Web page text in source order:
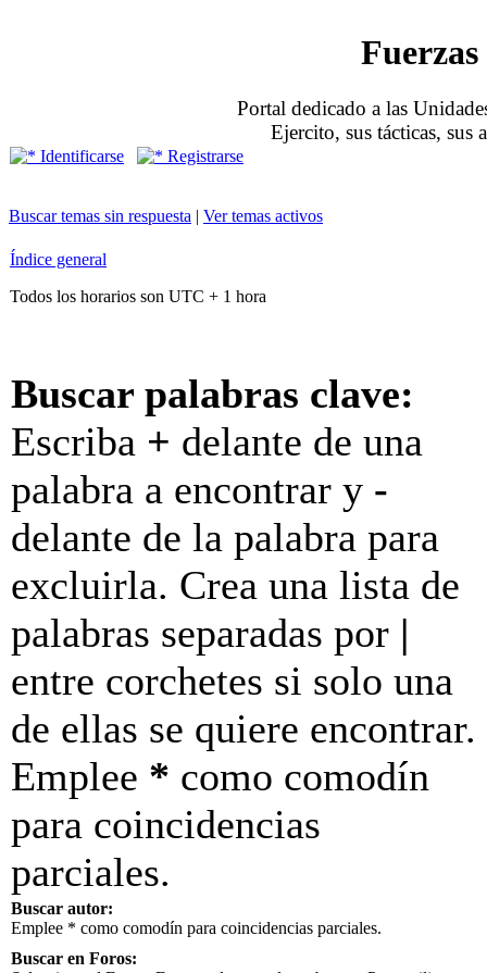
Portal dedicado a las
Ejercito, sus tácticas, sus
Identificarse Registrarse
Buscar temas sin respuesta | Ver temas activos
Índice general
Todos los horarios son UTC + 1 hora
Buscar palabras clave:
Escriba + delante de una
palabra a encontrar y -
delante de la palabra para
excluirla. Crea una lista de
palabras separadas por |
entre corchetes si solo una
de ellas se quiere encontrar.
Emplee * como comodín
para coincidencias
parciales.
Buscar autor:
Emplee * como comodín para coincidencias parciales.
Buscar en Foros: